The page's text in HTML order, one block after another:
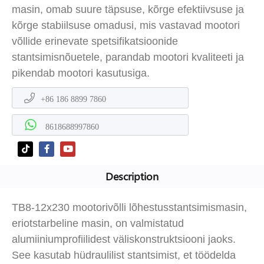
masin, omab suure täpsuse, kõrge efektiivsuse ja
kõrge stabiilsuse omadusi, mis vastavad mootori
võllide erinevate spetsifikatsioonide
stantsimisnõuetele, parandab mootori kvaliteeti ja
pikendab mootori kasutusiga.
+86 186 8899 7860
8618688997860
Description
TB8-12x230 mootorivõlli lõhestusstantsimismasin,
eriotstarbeline masin, on valmistatud
alumiiniumprofiilidest väliskonstruktsiooni jaoks.
See kasutab hüdraulilist stantsimist, et töödelda